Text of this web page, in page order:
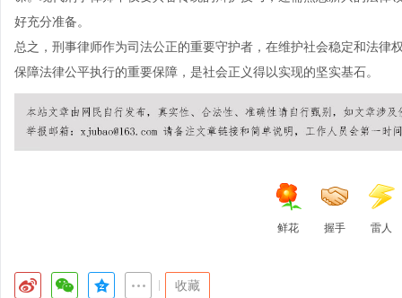
好充分准备。
总之，刑事律师作为司法公正的重要守护者，在维护社会稳定和法
保障法律公平执行的重要保障，是社会正义得以实现的坚实基石。
鲜花 握手 雷人
收藏